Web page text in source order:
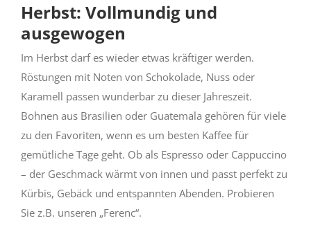
Herbst: Vollmundig und
ausgewogen
Im Herbst darf es wieder etwas kräftiger werden.
Röstungen mit Noten von Schokolade, Nuss oder
Karamell passen wunderbar zu dieser Jahreszeit.
Bohnen aus Brasilien oder Guatemala gehören für viele
zu den Favoriten, wenn es um besten Kaffee für
gemütliche Tage geht. Ob als Espresso oder Cappuccino
– der Geschmack wärmt von innen und passt perfekt zu
Kürbis, Gebäck und entspannten Abenden. Probieren
Sie z.B. unseren „Ferenc“.